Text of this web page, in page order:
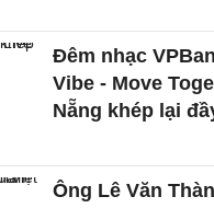
Đêm nhạc
Vibe - Move
Nẵng khép lại
Ông Lê Văn